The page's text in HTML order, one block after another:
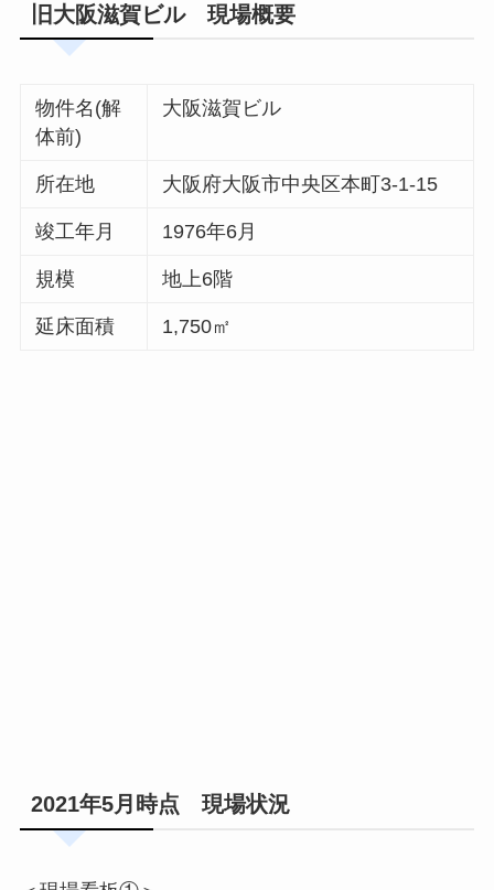
旧大阪滋賀ビル 現場概要
物件名(解
体前)
大阪滋賀ビル
所在地 大阪府大阪市中央区本町3-1-15
竣工年月 1976年6月
規模 地上6階
延床面積 1,750㎡
2021年5月時点 現場状況